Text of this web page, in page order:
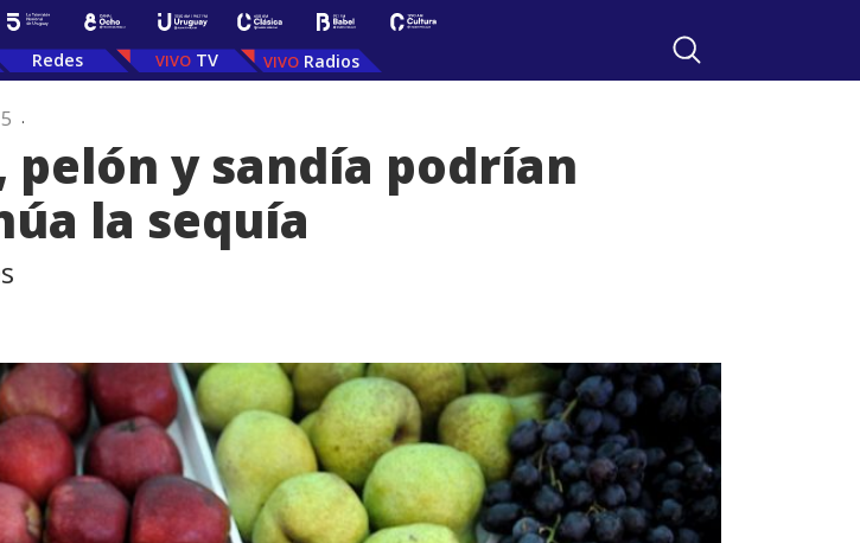
Redes TV Radios
.
pelón y sandía podrían
la sequía